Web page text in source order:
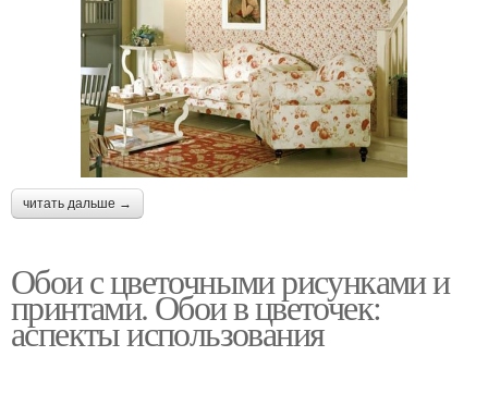
читать дальше →
Обои с цветочными рисунками и
принтами. Обои в цветочек:
аспекты использования